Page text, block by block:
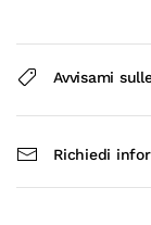
Avvisami
Richiedi